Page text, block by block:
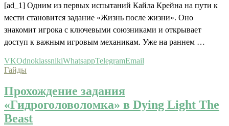
[ad_1] Одним из первых испытаний Кайла Крейна на пути к
мести становится задание «Жизнь после жизни». Оно
знакомит игрока с ключевыми союзниками и открывает
доступ к важным игровым механикам. Уже на раннем …
VKOdnoklassnikiWhatsappTelegramEmail
Гайды
Прохождение задания
«Гидроголоволомка» в Dying Light The
Beast